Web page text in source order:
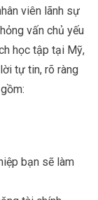
viên lãnh sự
vấn chủ yếu
học tập tại Mỹ,
tự tin, rõ ràng
bạn sẽ làm